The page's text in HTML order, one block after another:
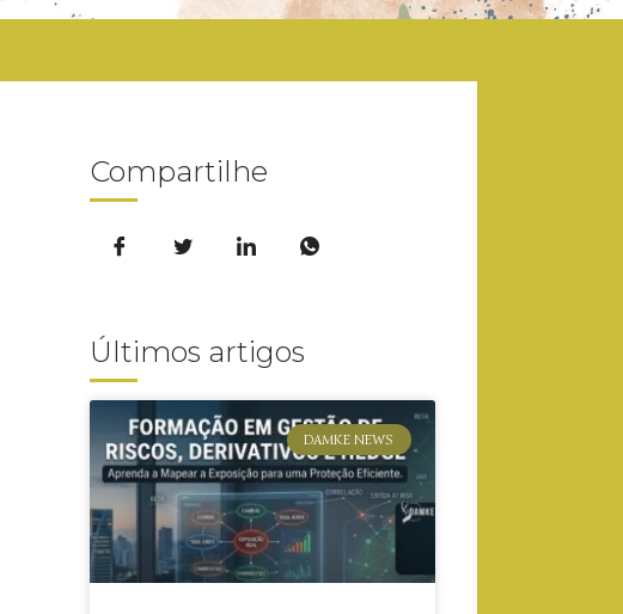
Compartilhe
Últimos artigos
DAMKE NEWS